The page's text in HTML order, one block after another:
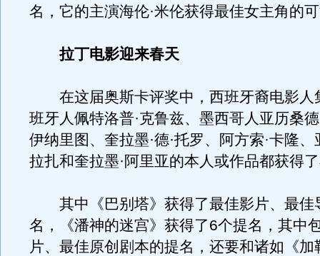
名，它的主演海伦·米伦获得最佳女主角的
拉丁电影迎来春天
在这届奥斯卡评奖中，西班牙裔电影人
班牙人佩特洛普·克鲁兹、墨西哥人亚历桑德
伊纳里图、奎拉墨·德·托罗、阿方索·卡隆、
拉扎和奎拉墨·阿里亚的本人或作品都获得
其中《巴别塔》获得了最佳影片、最佳
名，《潘神的迷宫》获得了6个提名，其中
片、最佳原创剧本的提名，还要和诸如《加